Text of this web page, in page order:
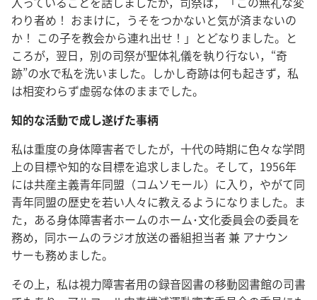
わり者め！ おまけに，うそをつかないと気が済まないの
か！ この子を教会から連れ出せ！」とどなりました。と
ころが，翌日，別の司祭が聖体礼儀を執り行ない，“奇
跡”の水で私を洗いました。しかし奇跡は何も起きず，私
は相変わらず虚弱な体のままでした。
知的な活動で成し遂げた事柄
私は重度の身体障害者でしたが，十代の時期に色々な学問
上の目標や知的な目標を追求しました。そして，1956年
には共産主義青年同盟（コムソモール）に入り，やがて同
青年同盟の歴史を若い人々に教えるようになりました。ま
た，ある身体障害者ホームのホーム･文化委員会の委員を
務め，同ホームのラジオ放送の番組担当者 兼 アナウン
サーも務めました。
その上，私は視力障害者用の録音図書の移動図書館の司書